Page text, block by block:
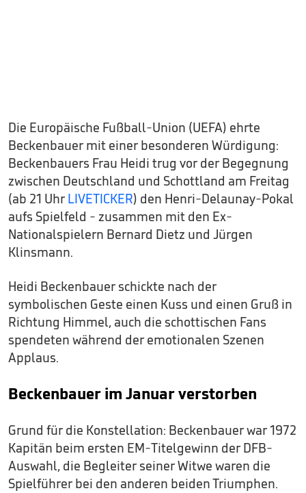
Die Europäische Fußball-Union (UEFA) ehrte
Beckenbauer mit einer besonderen Würdigung:
Beckenbauers Frau Heidi trug vor der Begegnung
zwischen Deutschland und Schottland am Freitag
(ab 21 Uhr LIVETICKER) den Henri-Delaunay-Pokal
aufs Spielfeld - zusammen mit den Ex-
Nationalspielern Bernard Dietz und Jürgen
Klinsmann.
Heidi Beckenbauer schickte nach der
symbolischen Geste einen Kuss und einen Gruß in
Richtung Himmel, auch die schottischen Fans
spendeten während der emotionalen Szenen
Applaus.
Beckenbauer im Januar verstorben
Grund für die Konstellation: Beckenbauer war 1972
Kapitän beim ersten EM-Titelgewinn der DFB-
Auswahl, die Begleiter seiner Witwe waren die
Spielführer bei den anderen beiden Triumphen.